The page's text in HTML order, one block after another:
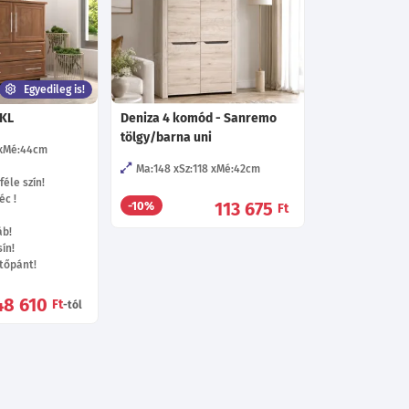
Egyedileg is!
Mé:44cm
szín!
!
610 Ft-tól
Deniza 4 komód - Sanremo
tölgy/barna uni
Ma:148 Sz:118 Mé:42cm
-10% 113 675 Ft